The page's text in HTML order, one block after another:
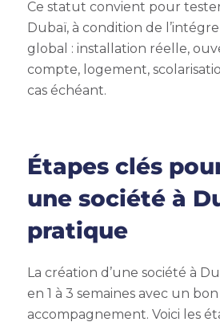
Ce statut convient pour
Dubaï, à condition de
global : installation réelle,
compte, logement,
cas échéant.
Étapes clés
une société à
pratique
La création d’une société à
en 1 à 3 semaines avec un bon
accompagnement. Voici les